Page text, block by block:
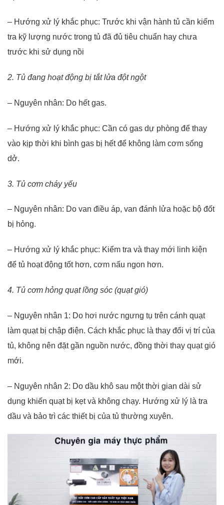
– Hướng xử lý khắc phục: Trước khi vận hành tủ cần kiểm
tra kỹ lượng nước trong tủ đã đủ tiêu chuẩn hay chưa
trước khi sử dụng nồi
2. Tủ đang hoạt động bị tắt lửa đột ngột
– Nguyên nhân: Do hết gas.
– Hướng xử lý khắc phục: Cần có gas dự phòng để thay
vào kịp thời khi bình gas bị hết để không làm cơm sống
dở.
3. Tủ cơm cháy yếu
– Nguyên nhân: Do van điều áp, van đánh lửa hoặc bộ đốt
bị hỏng.
– Hướng xử lý khắc phục: Kiểm tra và thay mới linh kiện
để tủ hoạt động tốt hơn, cơm nấu ngon hơn.
4. Tủ cơm hỏng quạt lồng sóc (quạt gió)
– Nguyên nhân 1: Do hơi nước ngưng tụ trên cánh quạt
làm quạt bị chập điện. Cách khắc phục là thay đổi vị trí của
tủ, không nên đặt gần nguồn nước, đồng thời thay quạt gió
mới.
– Nguyên nhân 2: Do dầu khô sau một thời gian dài sử
dụng khiến quạt bị kẹt và không chạy. Hướng xử lý là tra
dầu và bảo trì các thiết bị của tủ thường xuyên.